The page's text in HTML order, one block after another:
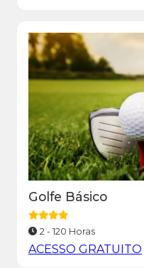
Golfe Básico
2 - 120 Horas
ACESSO GRATUITO